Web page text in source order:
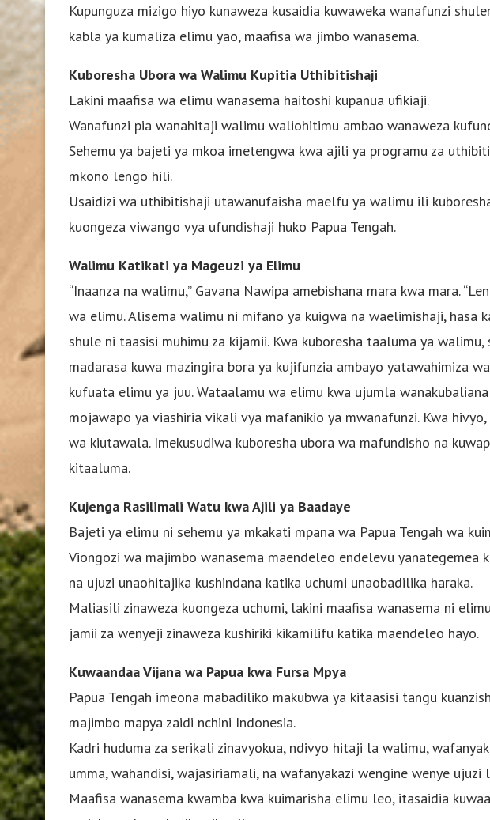
Kupunguza mizigo hiyo kunaweza kusaidia kuwaweka wanafunzi
kabla ya kumaliza elimu yao, maafisa wa jimbo wanasema.
Kuboresha Ubora wa Walimu Kupitia Uthibitishaji
Lakini maafisa wa elimu wanasema haitoshi kupanua ufikiaji.
Wanafunzi pia wanahitaji walimu waliohitimu ambao wanaweza
Sehemu ya bajeti ya mkoa imetengwa kwa ajili ya programu za
mkono lengo hili.
Usaidizi wa uthibitishaji utawanufaisha maelfu ya walimu ili
kuongeza viwango vya ufundishaji huko Papua Tengah.
Walimu Katikati ya Mageuzi ya Elimu
“Inaanza na walimu,” Gavana Nawipa amebishana mara kwa mara.
wa elimu. Alisema walimu ni mifano ya kuigwa na waelimishaji, hasa
shule ni taasisi muhimu za kijamii. Kwa kuboresha taaluma ya
madarasa kuwa mazingira bora ya kujifunzia ambayo yatawahimiza
kufuata elimu ya juu. Wataalamu wa elimu kwa ujumla
mojawapo ya viashiria vikali vya mafanikio ya mwanafunzi. Kwa
wa kiutawala. Imekusudiwa kuboresha ubora wa mafundisho na
kitaaluma.
Kujenga Rasilimali Watu kwa Ajili ya Baadaye
Bajeti ya elimu ni sehemu ya mkakati mpana wa Papua Tengah wa
Viongozi wa majimbo wanasema maendeleo endelevu yanategemea
na ujuzi unaohitajika kushindana katika uchumi unaobadilika haraka.
Maliasili zinaweza kuongeza uchumi, lakini maafisa wanasema ni
jamii za wenyeji zinaweza kushiriki kikamilifu katika maendeleo hayo.
Kuwaandaa Vijana wa Papua kwa Fursa Mpya
Papua Tengah imeona mabadiliko makubwa ya kitaasisi tangu
majimbo mapya zaidi nchini Indonesia.
Kadri huduma za serikali zinavyokua, ndivyo hitaji la walimu,
umma, wahandisi, wajasiriamali, na wafanyakazi wengine wenye ujuzi
Maafisa wanasema kwamba kwa kuimarisha elimu leo, itasaidia